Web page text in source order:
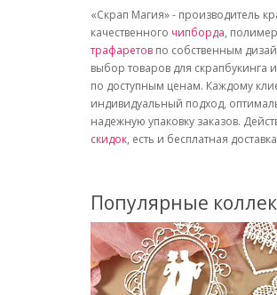
«Скрап Магия» - производитель
качественного чипборда,
трафаретов по собственным
выбор товаров для скрапбукинга
по доступным ценам. Каждому
индивидуальный подход,
надежную упаковку заказов.
скидок, есть и бесплатная
Популярные